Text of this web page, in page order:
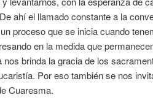
ahí el llamado constante a la
proceso que se inicia cuando
en la medida que
nos brinda la gracia de los
Por eso también se nos
Cuaresma.